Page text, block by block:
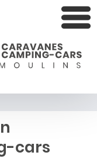
cars